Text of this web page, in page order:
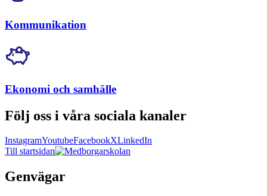
Kommunikation
Ekonomi och samhälle
Följ oss i våra sociala kanaler
InstagramYoutubeFacebookXLinkedIn
Till startsidan
Genvägar